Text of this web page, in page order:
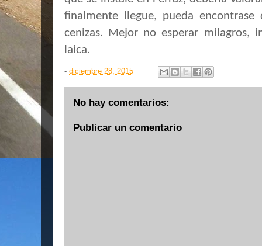
finalmente llegue, pueda
cenizas. Mejor no esperar milagros,
laica.
- diciembre 28, 2015
No hay comentarios:
Publicar un comentario